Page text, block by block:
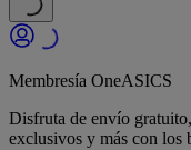
Membresía OneASICS
Disfruta de envío
exclusivos y más con